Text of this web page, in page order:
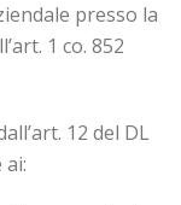
presso la
1 co. 852
12 del DL